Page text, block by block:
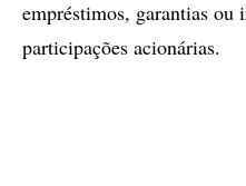
empréstimos, garantias ou
participações acionárias.